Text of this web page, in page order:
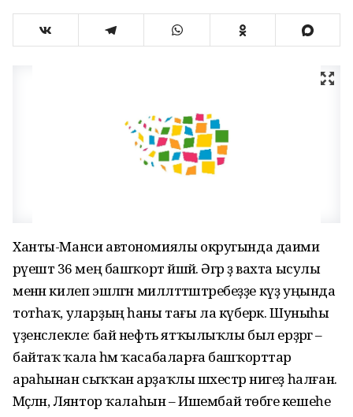
Ханты-Манси автономиялы округында даими
рәүештә 36 мең башҡорт йәшәй. Әгәр ҙә вахта ысулы
менән килеп эшләгән милләттәштәребеҙҙе күҙ уңында
тотһаҡ, уларҙың һаны тағы ла күберәк. Шуныһы
үҙенсәлекле: бай нефть ятҡылыҡлы был ерҙәргә –
байтаҡ ҡала һәм ҡасабаларға башҡорттар
араһынан сыҡҡан арҙаҡлы шәхестәр нигеҙ һалған.
Мәҫәлән, Лянтор ҡалаһын – Ишембай төбәге кешеһе